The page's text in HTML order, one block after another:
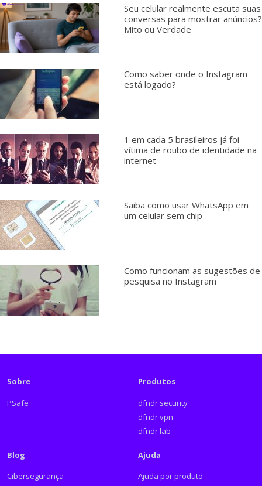
Seu celular realmente escuta suas
conversas para mostrar anúncios?
Mito ou Verdade
Como saber onde o Instagram
está logado?
1 em cada 5 brasileiros já foi
vítima de roubo de identidade na
internet
Saiba como usar WhatsApp em
um celular sem chip
Como funcionam as sugestões de
pesquisa no Instagram
Sobre
PSafe
Produtos
dfndr security
dfndr vpn
dfndr lab
Blog
Cibersegurança
Ajuda
Ajuda por produto